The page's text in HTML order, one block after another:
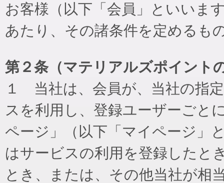
お客様（以下「会員」といいま
あたり、その諸条件を定めるも
第２条（マテリアルズポイント
１ 当社は、会員が、当社の指
スを利用し、登録ユーザーごと
ページ」（以下「マイページ」
はサービスの利用を登録したと
とき、または、その他当社が相